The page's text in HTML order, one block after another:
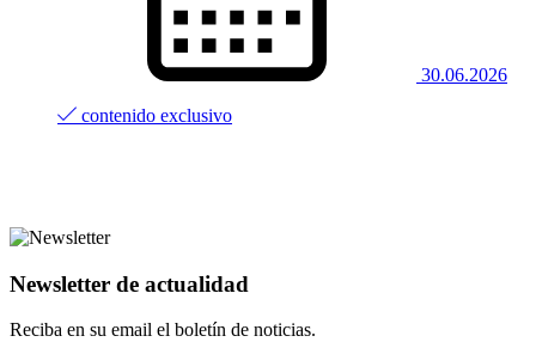
30.06.2026
contenido exclusivo
Newsletter de actualidad
Reciba en su email el boletín de noticias.